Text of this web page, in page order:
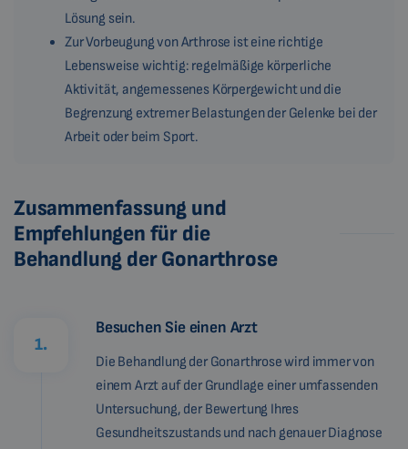
Lösung sein.
Zur Vorbeugung von Arthrose ist eine richtige
Lebensweise wichtig: regelmäßige körperliche
Aktivität, angemessenes Körpergewicht und die
Begrenzung extremer Belastungen der Gelenke bei der
Arbeit oder beim Sport.
Zusammenfassung und
Empfehlungen für die
Behandlung der Gonarthrose
1.
Besuchen Sie einen Arzt
Die Behandlung der Gonarthrose wird immer von
einem Arzt auf der Grundlage einer umfassenden
Untersuchung, der Bewertung Ihres
Gesundheitszustands und nach genauer Diagnose